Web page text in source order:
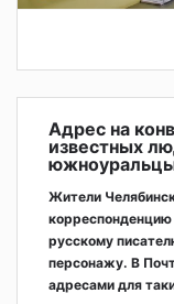
Адрес на
известных
Жители
русскому
персонажу. В
адресами для